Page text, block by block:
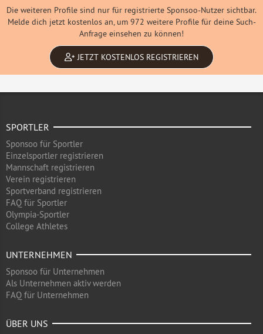
Die weiteren Profile sind nur für registrierte Sponsoo-Nutzer sichtbar.
Melde dich jetzt kostenlos an, um 972 weitere Profile für deine Such-
Anfrage einsehen zu können!
JETZT KOSTENLOS REGISTRIEREN
SPORTLER
Sponsoo für Sportler
Einzelsportler registrieren
Mannschaft registrieren
Verein registrieren
Sportverband registrieren
FAQ für Sportler
Olympia-Sportler
College Athletes
UNTERNEHMEN
Sponsoo für Unternehmen
Als Unternehmen aktiv werden
FAQ für Unternehmen
ÜBER UNS